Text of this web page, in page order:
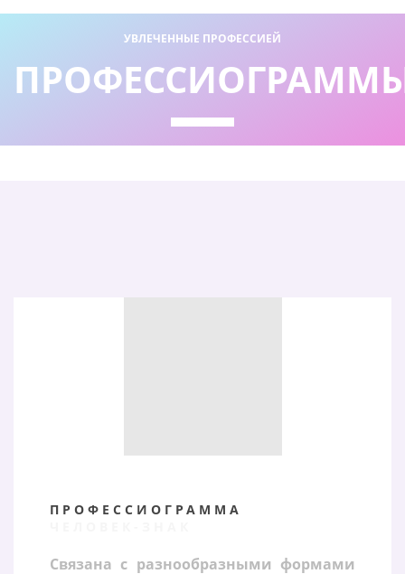
УВЛЕЧЕННЫЕ ПРОФЕССИЕЙ
ПРОФЕССИОГРАММА
Связана с разнообразными формами